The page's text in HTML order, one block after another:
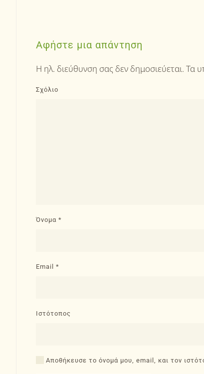
Αφήστε μια απάντηση
Η ηλ. διεύθυνση σας δεν δημοσιεύεται. Τα
Σχόλιο
Όνομα *
Email *
Ιστότοπος
Αποθήκευσε το όνομά μου, email, και τον